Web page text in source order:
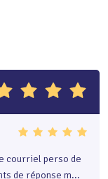
courriel perso de
de réponse m...